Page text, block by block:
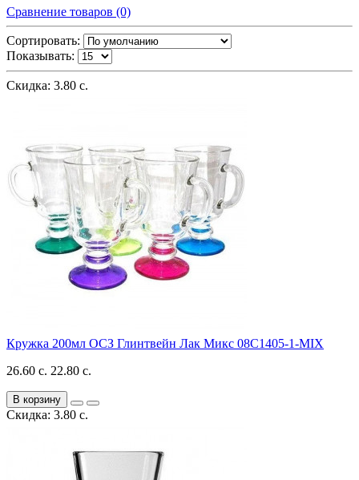
Сравнение товаров (0)
Сортировать:
Показывать:
Скидка: 3.80 с.
Кружка 200мл ОСЗ Глинтвейн Лак Микс 08C1405-1-MIX
26.60 с. 22.80 с.
В корзину
Скидка: 3.80 с.